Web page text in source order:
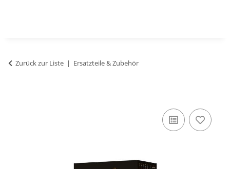
Zurück zur Liste Ersatzteile & Zubehör